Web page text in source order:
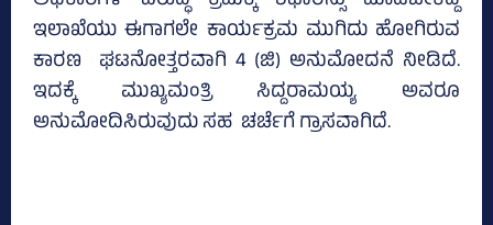
ಇಲಾಖೆಯು ಈಗಾಗಲೇ ಕಾರ್ಯಕ್ರಮ ಮುಗಿದು ಹೋಗಿರುವ
ಕಾರಣ ಘಟನೋತ್ತರವಾಗಿ 4 (ಜಿ) ಅನುಮೋದನೆ ನೀಡಿದೆ.
ಇದಕ್ಕೆ ಮುಖ್ಯಮಂತ್ರಿ ಸಿದ್ದರಾಮಯ್ಯ ಅವರೂ
ಅನುಮೋದಿಸಿರುವುದು ಸಹ ಚರ್ಚೆಗೆ ಗ್ರಾಸವಾಗಿದೆ.